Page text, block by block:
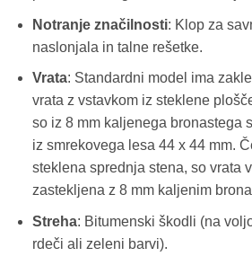
Notranje značilnosti: Klop za
naslonjala in talne rešetke.
Vrata: Standardni model ima
vrata z vstavkom iz steklene
so iz 8 mm kaljenega bronastega
iz smrekovega lesa 44 x 44 mm.
steklena sprednja stena, so vrata
zastekljena z 8 mm kaljenim
Streha: Bitumenski škodli (na
rdeči ali zeleni barvi).